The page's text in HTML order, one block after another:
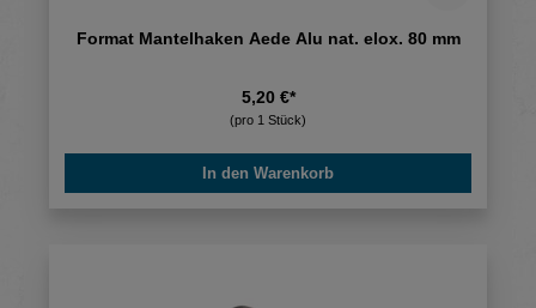
Format Mantelhaken Aede Alu nat. elox. 80 mm
5,20 €*
(pro 1 Stück)
In den Warenkorb